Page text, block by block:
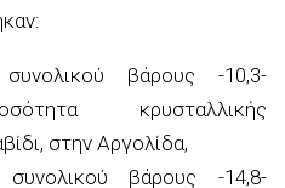
βάρους -10,3-
κρυσταλλικής
στην Αργολίδα,
βάρους -14,8-